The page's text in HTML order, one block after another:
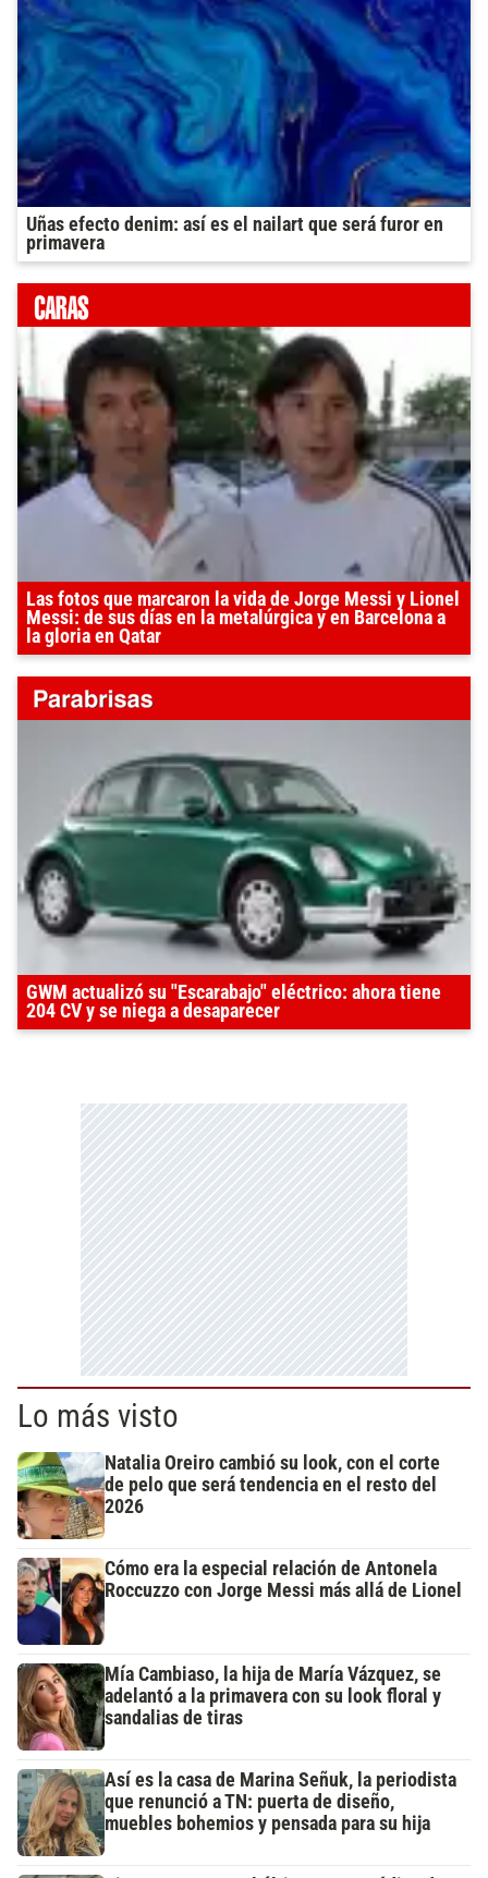
Uñas efecto denim: así es el nailart que será furor en
primavera
Las fotos que marcaron la vida de Jorge Messi y Lionel
Messi: de sus días en la metalúrgica y en Barcelona a
la gloria en Qatar
GWM actualizó su "Escarabajo" eléctrico: ahora tiene
204 CV y se niega a desaparecer
Lo más visto
Natalia Oreiro cambió su look, con el corte
de pelo que será tendencia en el resto del
2026
Cómo era la especial relación de Antonela
Roccuzzo con Jorge Messi más allá de Lionel
Mía Cambiaso, la hija de María Vázquez, se
adelantó a la primavera con su look floral y
sandalias de tiras
Así es la casa de Marina Señuk, la periodista
que renunció a TN: puerta de diseño,
muebles bohemios y pensada para su hija